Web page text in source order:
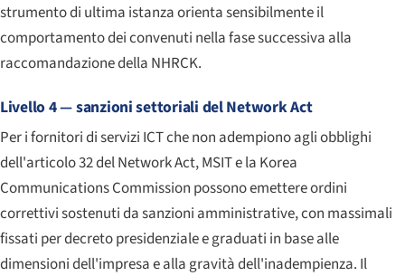
strumento di ultima istanza orienta sensibilmente il
comportamento dei convenuti nella fase successiva alla
raccomandazione della NHRCK.
Livello 4 — sanzioni settoriali del Network Act
Per i fornitori di servizi ICT che non adempiono agli obblighi
dell'articolo 32 del Network Act, MSIT e la Korea
Communications Commission possono emettere ordini
correttivi sostenuti da sanzioni amministrative, con massimali
fissati per decreto presidenziale e graduati in base alle
dimensioni dell'impresa e alla gravità dell'inadempienza. Il